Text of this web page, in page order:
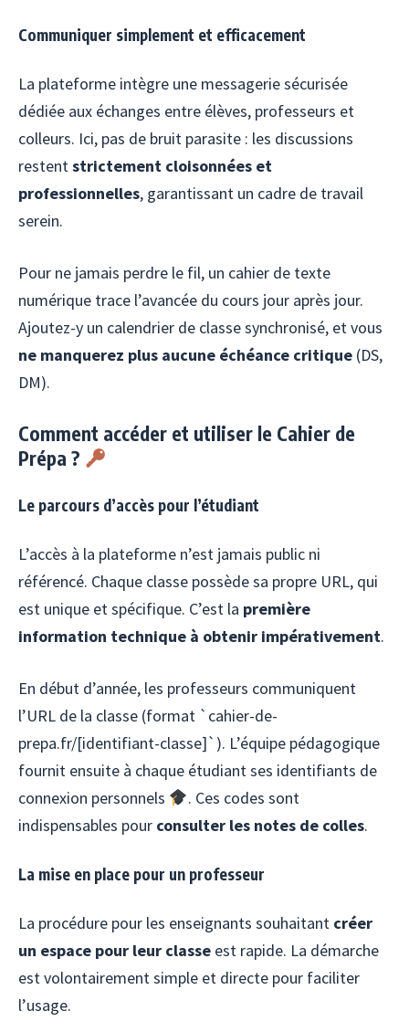
Communiquer simplement et efficacement
La plateforme intègre une messagerie sécurisée
dédiée aux échanges entre élèves, professeurs et
colleurs. Ici, pas de bruit parasite : les discussions
restentstrictement cloisonnées et
professionnelles, garantissant un cadre de travail
serein.
Pour ne jamais perdre le fil, un cahier de texte
numérique trace l’avancée du cours jour après jour.
Ajoutez-y un calendrier de classe synchronisé, et vous
ne manquerez plus aucune échéance critique (DS,
DM).
Comment accéder et utiliser le Cahier de
Prépa ?
Le parcours d’accès pour l’étudiant
L’accès à la plateforme n’est jamais public ni
référencé. Chaque classe possède sa propre URL, qui
est unique et spécifique. C’est la première
information technique à obtenir impérativement.
En début d’année, les professeurs communiquent
l’URL de la classe (format `cahier-de-
prepa.fr/[identifiant-classe]`). L’équipe pédagogique
fournit ensuite à chaque étudiant ses identifiants de
connexion personnels
. Ces codes sont
indispensables pour consulter les notes de colles.
La mise en place pour un professeur
La procédure pour les enseignants souhaitant créer
un espace pour leur classe est rapide. La démarche
est volontairement simple et directe pour faciliter
l’usage.